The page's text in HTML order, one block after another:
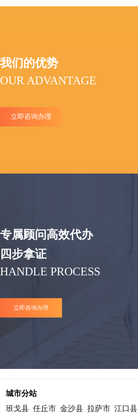
我们的优势
OUR ADVANTAGE
立即咨询办理
专属顾问高效代办
四步拿证
HANDLE PROCESS
立即咨询办理
城市分站
班戈县 任丘市 金沙县 拉萨市 江口县